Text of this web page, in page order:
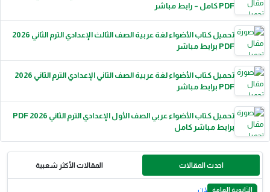
PDF كامل – رابط مباشر
تحميل كتاب الأضواء لغة عربية الصف الثالث الإعدادي الترم الثاني 2026
PDF برابط مباشر
تحميل كتاب الأضواء لغة عربية الصف الثاني الإعدادي الترم الثاني 2026
PDF برابط مباشر
تحميل كتاب الأضواء عربي الصف الأول الإعدادي الترم الثاني 2026 PDF
برابط مباشر كامل
احدث المقالات المقالات الأكثر شعبية
الثانوية العامة